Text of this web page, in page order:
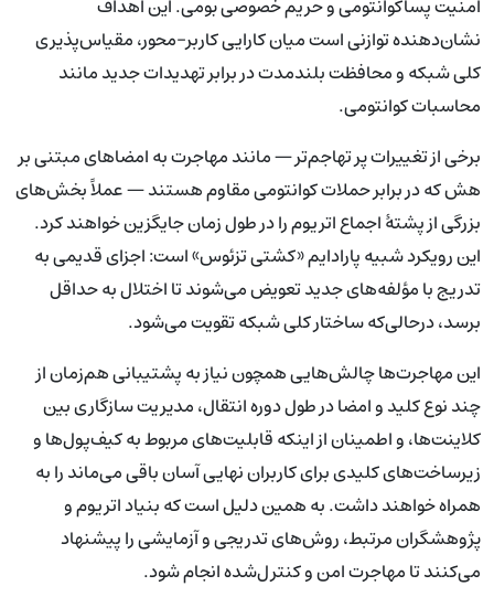
نشان‌دهنده توازنی است میان کارایی کاربر-محور، مقیاس‌پذیری
کلی شبکه و محافظت بلندمدت در برابر تهدیدات جدید مانند
محاسبات کوانتومی.
برخی از تغییرات پر تهاجم‌تر — مانند مهاجرت به امضاهای مبتنی بر
هش که در برابر حملات کوانتومی مقاوم هستند — عملاً بخش‌های
بزرگی از پشتهٔ اجماع اتریوم را در طول زمان جایگزین خواهند کرد.
این رویکرد شبیه پارادایم «کشتی تزئوس» است: اجزای قدیمی به
تدریج با مؤلفه‌های جدید تعویض می‌شوند تا اختلال به حداقل
برسد، درحالی‌که ساختار کلی شبکه تقویت می‌شود.
این مهاجرت‌ها چالش‌هایی همچون نیاز به پشتیبانی هم‌زمان از
چند نوع کلید و امضا در طول دوره انتقال، مدیریت سازگاری بین
کلاینت‌ها، و اطمینان از اینکه قابلیت‌های مربوط به کیف‌پول‌ها و
زیرساخت‌های کلیدی برای کاربران نهایی آسان باقی می‌ماند را به
همراه خواهند داشت. به همین دلیل است که بنیاد اتریوم و
پژوهشگران مرتبط، روش‌های تدریجی و آزمایشی را پیشنهاد
می‌کنند تا مهاجرت امن و کنترل‌شده انجام شود.